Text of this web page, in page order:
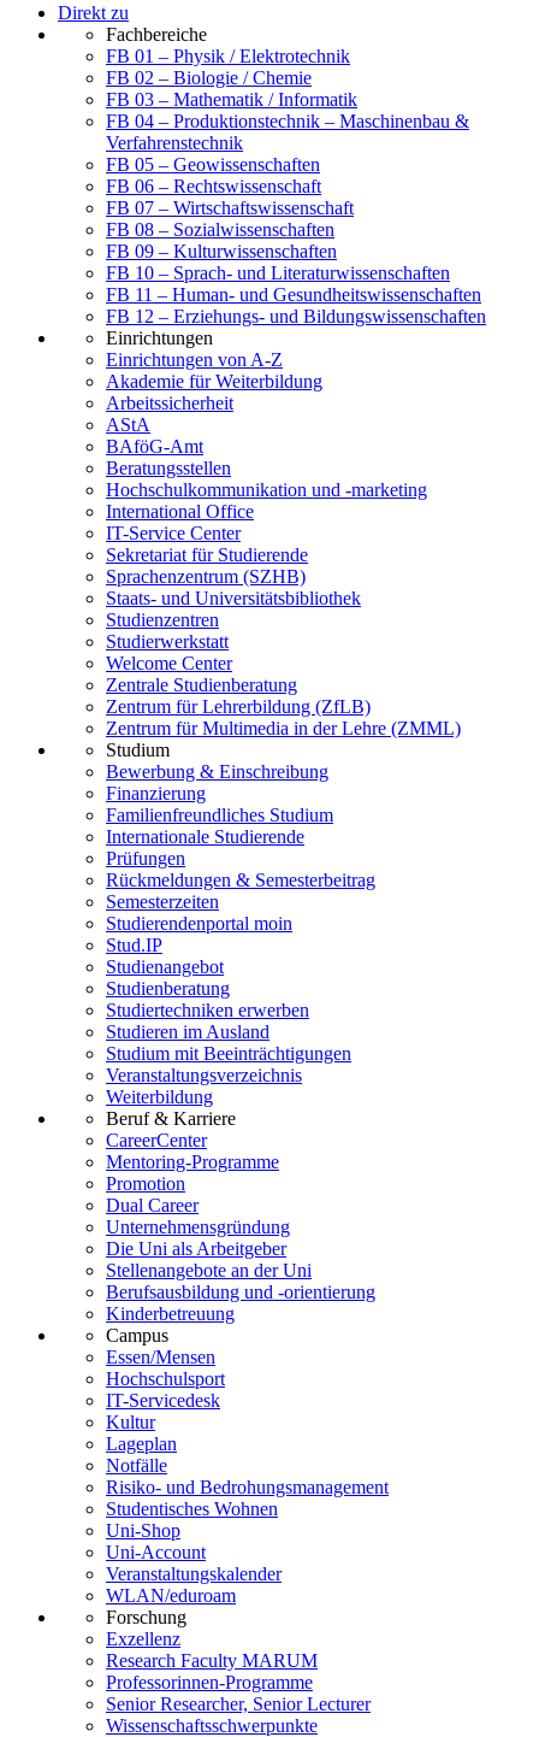
Direkt zu
Fachbereiche
FB 01 – Physik / Elektrotechnik
FB 02 – Biologie / Chemie
FB 03 – Mathematik / Informatik
FB 04 – Produktionstechnik – Maschinenbau &
Verfahrenstechnik
FB 05 – Geowissenschaften
FB 06 – Rechtswissenschaft
FB 07 – Wirtschaftswissenschaft
FB 08 – Sozialwissenschaften
FB 09 – Kulturwissenschaften
FB 10 – Sprach- und Literaturwissenschaften
FB 11 – Human- und Gesundheitswissenschaften
FB 12 – Erziehungs- und Bildungswissenschaften
Einrichtungen
Einrichtungen von A-Z
Akademie für Weiterbildung
Arbeitssicherheit
AStA
BAföG-Amt
Beratungsstellen
Hochschulkommunikation und -marketing
International Office
IT-Service Center
Sekretariat für Studierende
Sprachenzentrum (SZHB)
Staats- und Universitätsbibliothek
Studienzentren
Studierwerkstatt
Welcome Center
Zentrale Studienberatung
Zentrum für Lehrerbildung (ZfLB)
Zentrum für Multimedia in der Lehre (ZMML)
Studium
Bewerbung & Einschreibung
Finanzierung
Familienfreundliches Studium
Internationale Studierende
Prüfungen
Rückmeldungen & Semesterbeitrag
Semesterzeiten
Studierendenportal moin
Stud.IP
Studienangebot
Studienberatung
Studiertechniken erwerben
Studieren im Ausland
Studium mit Beeinträchtigungen
Veranstaltungsverzeichnis
Weiterbildung
Beruf & Karriere
CareerCenter
Mentoring-Programme
Promotion
Dual Career
Unternehmensgründung
Die Uni als Arbeitgeber
Stellenangebote an der Uni
Berufsausbildung und -orientierung
Kinderbetreuung
Campus
Essen/Mensen
Hochschulsport
IT-Servicedesk
Kultur
Lageplan
Notfälle
Risiko- und Bedrohungsmanagement
Studentisches Wohnen
Uni-Shop
Uni-Account
Veranstaltungskalender
WLAN/eduroam
Forschung
Exzellenz
Research Faculty MARUM
Professorinnen-Programme
Senior Researcher, Senior Lecturer
Wissenschaftsschwerpunkte